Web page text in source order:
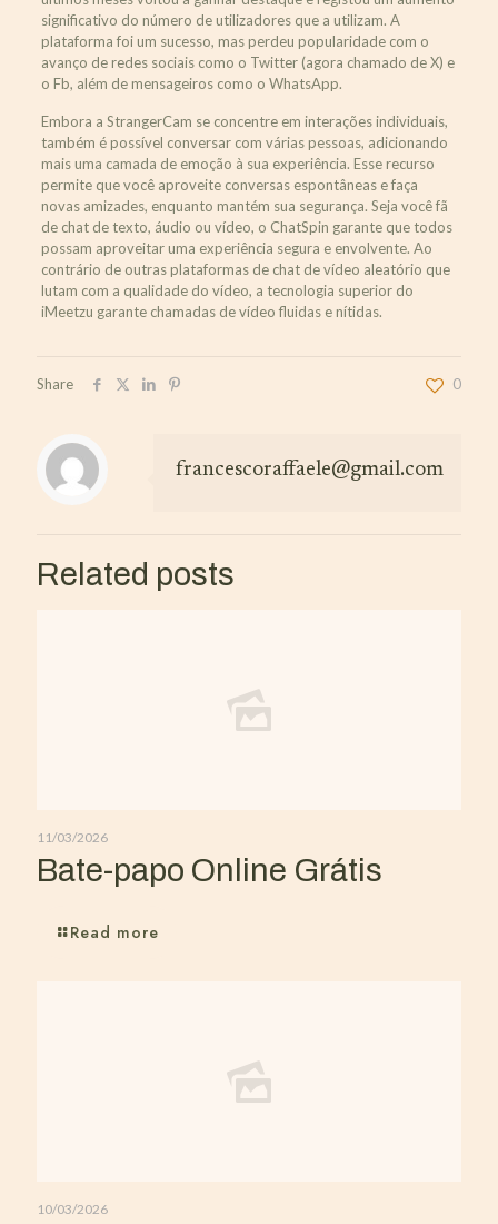
significativo do número de utilizadores que a utilizam. A
plataforma foi um sucesso, mas perdeu popularidade com o
avanço de redes sociais como o Twitter (agora chamado de X) e
o Fb, além de mensageiros como o WhatsApp.
Embora a StrangerCam se concentre em interações individuais,
também é possível conversar com várias pessoas, adicionando
mais uma camada de emoção à sua experiência. Esse recurso
permite que você aproveite conversas espontâneas e faça
novas amizades, enquanto mantém sua segurança. Seja você fã
de chat de texto, áudio ou vídeo, o ChatSpin garante que todos
possam aproveitar uma experiência segura e envolvente. Ao
contrário de outras plataformas de chat de vídeo aleatório que
lutam com a qualidade do vídeo, a tecnologia superior do
iMeetzu garante chamadas de vídeo fluidas e nítidas.
Share 0
francescoraffaele@gmail.com
Related posts
11/03/2026
Bate-papo Online Grátis
Read more
10/03/2026